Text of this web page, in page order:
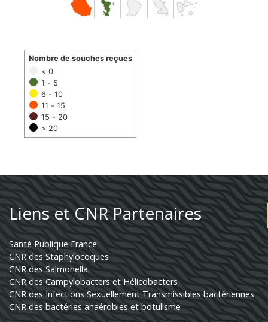
< 0
1 - 5
6 - 10
11 - 15
15 - 20
> 20
Nombre de souches reçues
Liens et CNR Partenaires
Santé Publique France
CNR des Staphylocoques
CNR des Salmonella
CNR des Campylobacters et Hélicobacters
CNR des Infections Sexuellement Transmissibles bactériennes
CNR des bactéries anaérobies et botulisme